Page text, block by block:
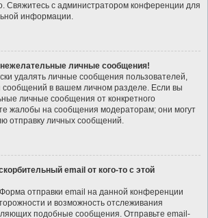
Свяжитесь с администратором конференции для
информации.
личные сообщения!
удалять личные сообщения пользователей,
сообщений в вашем личном разделе. Если вы
личные сообщения от конкретного
жалобы на сообщения модераторам; они могут
отправку личных сообщений.
email от кого-то с этой
отправки email на данной конференции
и возможность отслеживания
подобные сообщения. Отправьте email-